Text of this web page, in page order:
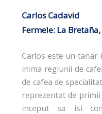
Carlos Cadavid
Fermele: La
Carlos este un tanar
inima regiunii de
de cafea de
reprezentat de
inceput sa isi